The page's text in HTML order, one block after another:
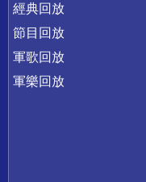
經典回放
節目回放
軍歌回放
軍樂回放